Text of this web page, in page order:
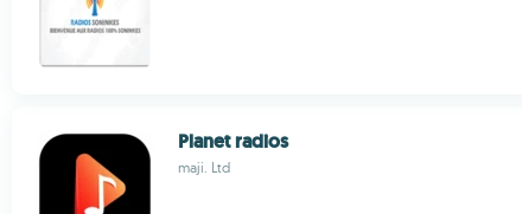
Planet radios
maji. Ltd